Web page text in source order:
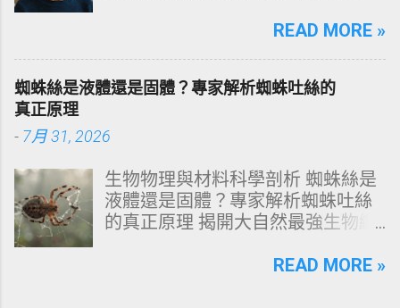
過嚴密的邏輯分析，為你解構正確
快速導覽目錄 一、 盲點剖析：沖濕
立刻塗洗髮精，為何是毀髮災難？
Wash）」的物理學與生物學底層邏
「雙重洗髮黃金公式」 四、 全流程
對比：正確洗頭與錯誤習慣的系統
差異 五、 破除迷思：7 個被誤傳已
測：建構個人化高效護髮工作流
文由專業牙科思維出發，深度剖析
改善與美白對策。 📋 文章快速導覽
琺瑯質與象牙質 二、 牙齒變黃的10
源性變色的自我檢視 四、 5大專業
牙醫美白療程評估與比較 五、 避坑
指南：破除3大網路美白偏方迷思
理策略 一、 牙齒顏色的生物學本
READ MORE »
蜘蛛絲是液體還是固體？專家解析蜘蛛吐絲的
真正原理
- 7月 31, 2026
生物物理與材料科學剖析 蜘蛛絲是
液體還是固體？專家解析蜘蛛吐絲
的真正原理 揭開大自然最強生物纖
態蛋白質，到拉伸瞬間轉化為超抗
READ MORE »